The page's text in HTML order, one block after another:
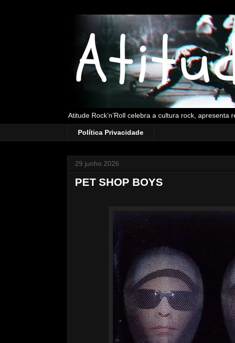
Atitude Rock’n’Roll celebra a cultura rock, apresenta
Política Privacidade
29 junho 2026
PET SHOP BOYS